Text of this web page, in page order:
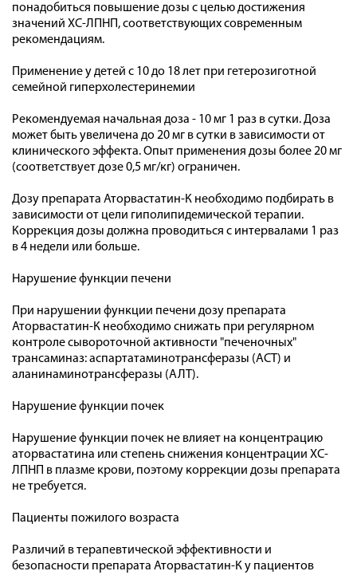
понадобиться повышение дозы с целью достижения
значений ХС-ЛПНП, соответствующих современным
рекомендациям.
Применение у детей с 10 до 18 лет при гетерозиготной
семейной гиперхолестеринемии
Рекомендуемая начальная доза - 10 мг 1 раз в сутки. Доза
может быть увеличена до 20 мг в сутки в зависимости от
клинического эффекта. Опыт применения дозы более 20 мг
(соответствует дозе 0,5 мг/кг) ограничен.
Дозу препарата Аторвастатин-К необходимо подбирать в
зависимости от цели гиполипидемической терапии.
Коррекция дозы должна проводиться с интервалами 1 раз
в 4 недели или больше.
Нарушение функции печени
При нарушении функции печени дозу препарата
Аторвастатин-К необходимо снижать при регулярном
контроле сывороточной активности "печеночных"
трансаминаз: аспартатаминотрансферазы (ACT) и
аланинаминотрансферазы (АЛТ).
Нарушение функции почек
Нарушение функции почек не влияет на концентрацию
аторвастатина или степень снижения концентрации ХС-
ЛПНП в плазме крови, поэтому коррекции дозы препарата
не требуется.
Пациенты пожилого возраста
Различий в терапевтической эффективности и
безопасности препарата Аторвастатин-К у пациентов